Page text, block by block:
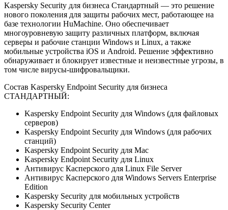
Kaspersky Security для бизнеса Стандартный — это решение
нового поколения для защиты рабочих мест, работающее на
базе технологии HuMachine. Оно обеспечивает
многоуровневую защиту различных платформ, включая
серверы и рабочие станции Windows и Linux, а также
мобильные устройства iOS и Android. Решение эффективно
обнаруживает и блокирует известные и неизвестные угрозы, в
том числе вирусы-шифровальщики.
Состав Kaspersky Endpoint Security для бизнеса
СТАНДАРТНЫЙ:
Kaspersky Endpoint Security для Windows (для файловых
серверов)
Kaspersky Endpoint Security для Windows (для рабочих
станций)
Kaspersky Endpoint Security для Mac
Kaspersky Endpoint Security для Linux
Антивирус Касперского для Linux File Server
Антивирус Касперского для Windows Servers Enterprise
Edition
Kaspersky Security для мобильных устройств
Kaspersky Security Center